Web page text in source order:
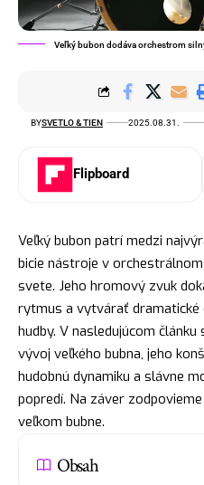
Veľký bubon dodáva orchestrom
BYSVETLO & TIEN 2025.08.31.
Flipboard
Veľký bubon patrí medzi
bicie nástroje v
svete. Jeho hromový zvuk
rytmus a vytvárať
hudby. V nasledujúcom
vývoj veľkého bubna, jeho
hudobnú dynamiku a slávne
popredí. Na záver
veľkom bubne.
Obsah